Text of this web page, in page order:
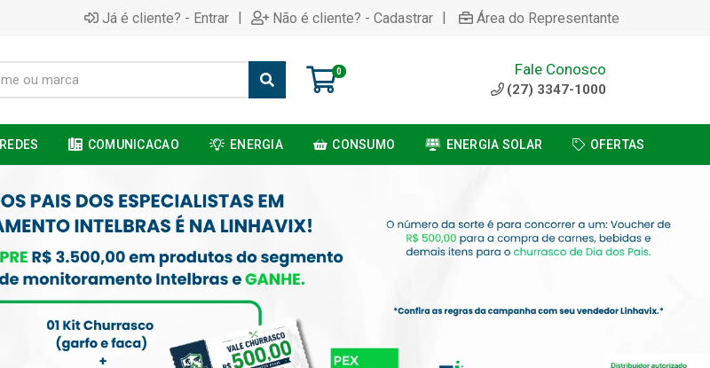
Já é cliente? - Entrar | Não é cliente? - Cadastrar | Área do Representante
0 Fale Conosco
(27) 3347-1000
REDES COMUNICACAO ENERGIA CONSUMO ENERGIA SOLAR OFERTAS